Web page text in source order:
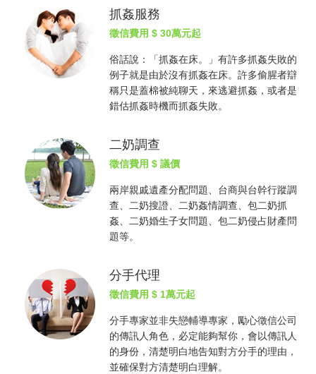
抓姦服務
徵信費用 $ 30萬元起
俗話說：「抓姦在床。」有許多抓姦失敗的
例子就是由於沒有抓姦在床。許多偷腥者辯
稱只是蓋棉被純聊天，來逃避抓姦 ，或者是
錯估抓姦時機而抓姦失敗。
二奶調查
徵信費用 $ 議價
兩岸親戚遺產分配問題、台商與台幹行蹤調
查、二奶搜證、二奶姦情調查、包二奶抓
姦、二奶婚生子女問題、包二奶侵占財產問
題等。
分手代理
徵信費用 $ 1萬元起
分手專家並非失戀輔導專家，勵心徵信公司
的傳訊人角色，必定能夠幫你，會以傳訊人
的身份，清楚明白地告知對方分手的理由，
並確保對方清楚明白理解。